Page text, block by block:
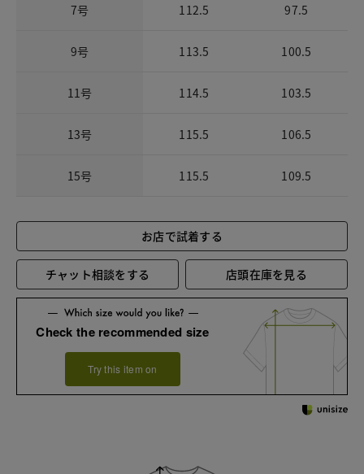
7号 112.5 97.5
9号 113.5 100.5
11号 114.5 103.5
13号 115.5 106.5
15号 115.5 109.5
お店で試着する
チャット相談をする 店頭在庫を見る
Check the recommended size
Try this item on